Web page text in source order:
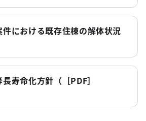
における既存住棟の解体状況
寿命化方針（［PDF］